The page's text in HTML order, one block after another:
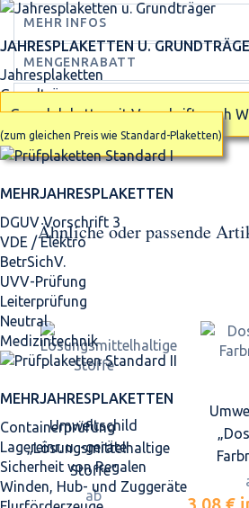
JAHRES­PLAKETTEN U.
Jahresplaketten
Grundträger
Grundplakette mit Vorschrift nach
(zum gleichen Preis wie Standard-Plaketten)
MEHRJAHRES­PLAKETTEN
DGUV Vorschrift 3
VDE / Elektro
BetrSichV.
UVV-Prüfung
Leiterprüfung
Neutral
Medizintechnik
MEHRJAHRES­PLAKETTEN
Containerprüfung
Lagereinr. u. -geräte
Sicherheit von Regalen
Winden, Hub- und Zuggeräte
MEHR INFOS
MENGENRABATT
Ähnliche oder passende
Umweltschild
„Lösungsmittelhaltige
Stoffe“
ab